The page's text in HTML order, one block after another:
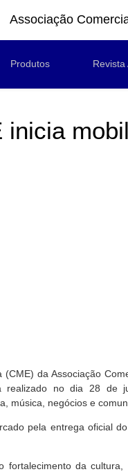
Associação
Produtos Revista
inicia
da Associação
realizado no dia 28 de
música, negócios e
pela entrega oficial
fortalecimento da